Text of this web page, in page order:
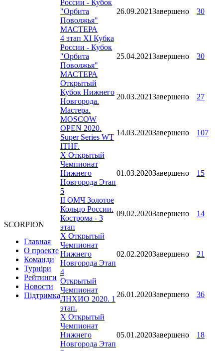
SCORPION
Главная
О проекте
Команди
Турніри
Рейтинги
Новости
Підтримка
России - Кубок
"Орбита
Поволжья"
МАСТЕРА
26.09.2021Завершено 30
4 этап XI Кубка
России - Кубок
"Орбита
Поволжья"
МАСТЕРА
25.04.2021Завершено 30
Открытый
Кубок Нижнего
Новгорода.
Мастера.
20.03.2021Завершено 27
MOSCOW
OPEN 2020.
Super Series WT
ITHF.
14.03.2020Завершено 107
X Открытый
Чемпионат
Нижнего
Новгорода Этап
5
01.03.2020Завершено 15
II ОМЧ Золотое
Кольцо России.
Кострома - 3
этап
09.02.2020Завершено 14
X Открытый
Чемпионат
Нижнего
Новгорода Этап
4
02.02.2020Завершено 21
Открытый
Чемпионат
ЛНХИО 2020. 1
этап.
26.01.2020Завершено 36
X Открытый
Чемпионат
Нижнего
Новгорода Этап
05.01.2020Завершено 18